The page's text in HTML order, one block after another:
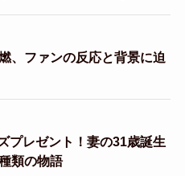
、ファンの反応と背景に迫
プレゼント！妻の31歳誕生
類の物語